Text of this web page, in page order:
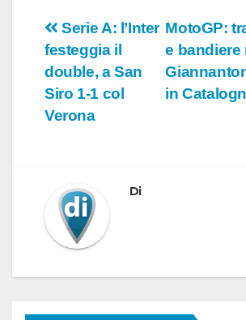
Navigazione
articoli
MotoGP:
e bandiere
in
Serie A: l’Inter
festeggia il
double, a San
Siro 1-1 col
Verona
Di